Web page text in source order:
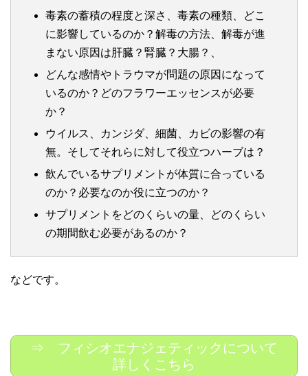
毒素の蓄積の程度と深さ、毒素の種類、どこ
に影響しているのか？解毒の方法、解毒が進
まない原因は肝臓？腎臓？大腸？、
どんな感情やトラウマが問題の原因になって
いるのか？どのフラワーエッセンスが必要
か？
ウイルス、カンジダ、細菌、カビの影響の有
無。そしてそれらに対して役立つハーブは？
飲んでいるサプリメントが体質に合っている
のか？必要なのか役に立つのか？
サプリメントをどのくらいの量、どのくらい
の期間飲む必要があるのか？
などです。
⇒ フィシオエナジェティックについて
詳しくこちら